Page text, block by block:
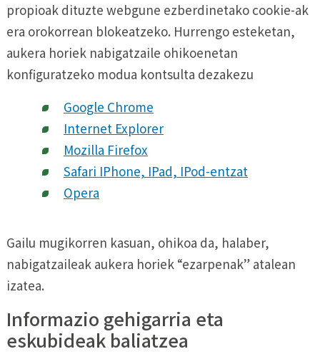
propioak dituzte webgune ezberdinetako cookie-ak
era orokorrean blokeatzeko. Hurrengo esteketan,
aukera horiek nabigatzaile ohikoenetan
konfiguratzeko modua kontsulta dezakezu
Google Chrome
Internet Explorer
Mozilla Firefox
Safari IPhone, IPad, IPod-entzat
Opera
Gailu mugikorren kasuan, ohikoa da, halaber,
nabigatzaileak aukera horiek “ezarpenak” atalean
izatea.
Informazio gehigarria eta
eskubideak baliatzea